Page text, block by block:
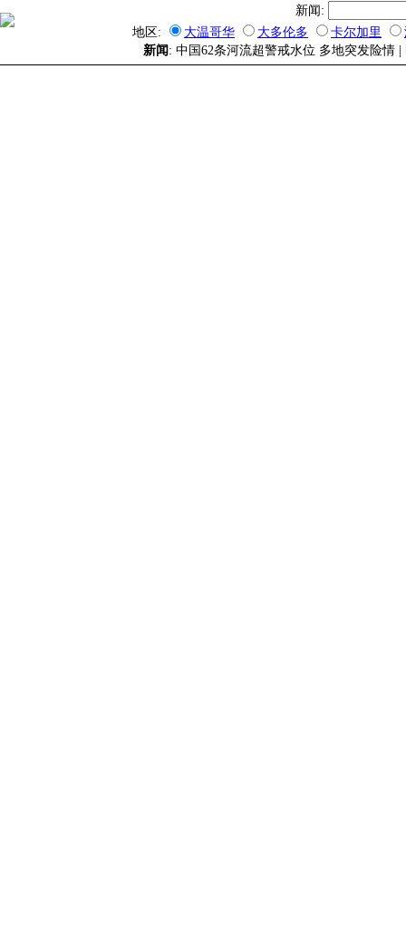
新闻:
地区:
大温哥华 大多伦多 卡尔加里
新闻 : 中国62条河流超警戒水位 多地突发险情 |